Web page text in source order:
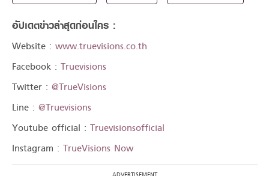
อัปเดตข่าวล่าสุดก่อนใคร :
Website : www.truevisions.co.th
Facebook : Truevisions
Twitter : @TrueVisions
Line : @Truevisions
Youtube official : Truevisionsofficial
Instagram : TrueVisions Now